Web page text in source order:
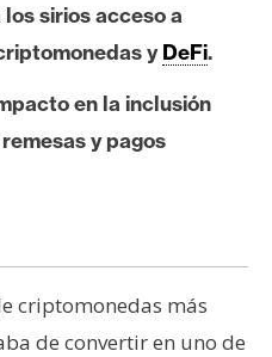
sirios acceso a
yDeFi.
en la inclusión
y pagos
criptomonedas más
de convertir en uno de